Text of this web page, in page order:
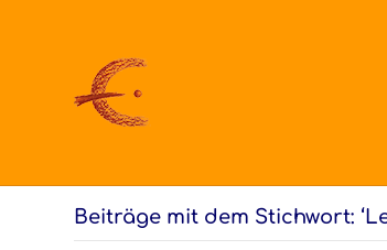
Beiträge mit dem Stichwort: